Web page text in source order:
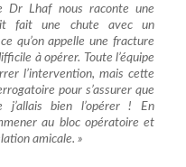
Dr Lhaf nous raconte une
fait une chute avec un
qu’on appelle une fracture
à opérer. Toute l’équipe
l’intervention, mais cette
pour s’assurer que
j’allais bien l’opérer ! En
au bloc opératoire et
amicale. »